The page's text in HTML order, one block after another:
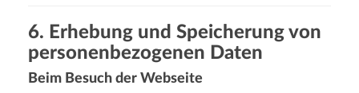
6. Erhebung und Speicherung von
personenbezogenen Daten
Beim Besuch der Webseite